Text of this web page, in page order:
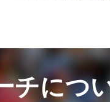
チにつ